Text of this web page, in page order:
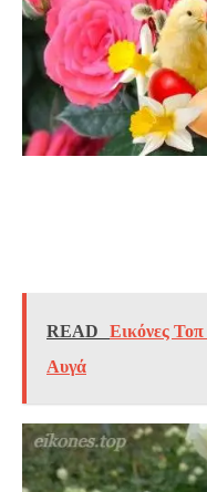
READ
Εικόνες
Αυγά